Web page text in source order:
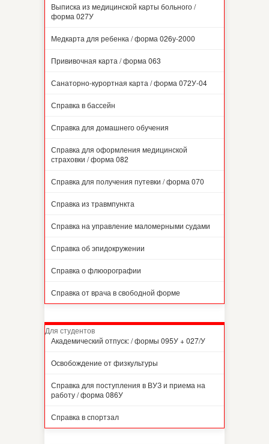
Выписка из медицинской карты больного /
форма 027У
Медкарта для ребенка / форма 026у-2000
Прививочная карта / форма 063
Санаторно-курортная карта / форма 072У-04
Справка в бассейн
Справка для домашнего обучения
Справка для оформления медицинской
страховки / форма 082
Справка для получения путевки / форма 070
Справка из травмпункта
Справка на управление маломерными судами
Справка об эпидокружении
Справка о флюорографии
Справка от врача в свободной форме
Для студентов
Академический отпуск: / формы 095У + 027/У
Освобождение от физкультуры
Справка для поступления в ВУЗ и приема на
работу / форма 086У
Справка в спортзал